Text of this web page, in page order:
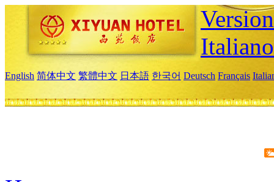
Italiano
English 简体中文 繁體中文 日本語 한국어 Deutsch Français